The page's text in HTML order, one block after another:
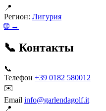
📍
Регион: Лигурия
🌐 →
📞 Контакты
📞
Телефон +39 0182 580012
✉️
Email info@garlendagolf.it
📍